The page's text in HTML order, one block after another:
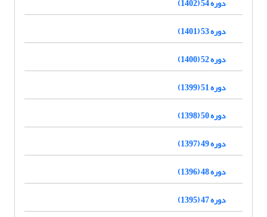
دوره 53 (1401)
دوره 52 (1400)
دوره 51 (1399)
دوره 50 (1398)
دوره 49 (1397)
دوره 48 (1396)
دوره 47 (1395)